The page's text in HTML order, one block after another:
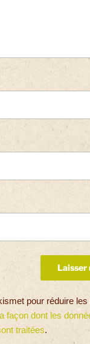
pour réduire les
façon dont les
traitées.